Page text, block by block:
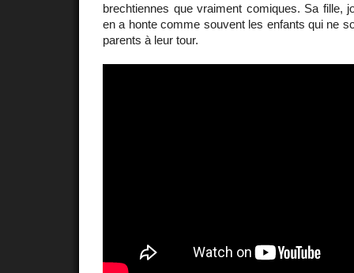
brechtiennes que vraiment comiques. Sa fille,
en a honte comme souvent les enfants qui ne
parents à leur tour.